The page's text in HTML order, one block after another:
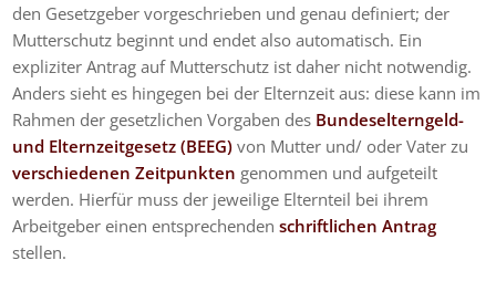
den Gesetzgeber vorgeschrieben und genau definiert; der
Mutterschutz beginnt und endet also automatisch. Ein
expliziter Antrag auf Mutterschutz ist daher nicht notwendig.
Anders sieht es hingegen bei der Elternzeit aus: diese kann im
Rahmen der gesetzlichen Vorgaben des Bundeselterngeld-
und Elternzeitgesetz (BEEG) von Mutter und/ oder Vater zu
verschiedenen Zeitpunkten genommen und aufgeteilt
werden. Hierfür muss der jeweilige Elternteil bei ihrem
Arbeitgeber einen entsprechendenschriftlichen Antrag
stellen.